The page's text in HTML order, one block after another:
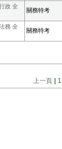
政 全
關務特考
務 全
關務特考
上一頁 1